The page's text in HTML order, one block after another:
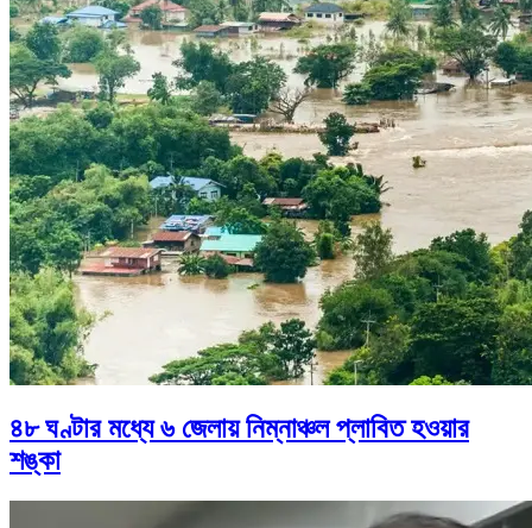
৪৮ ঘণ্টার মধ্যে ৬ জেলায় নিম্নাঞ্চল প্লাবিত হওয়ার
শঙ্কা